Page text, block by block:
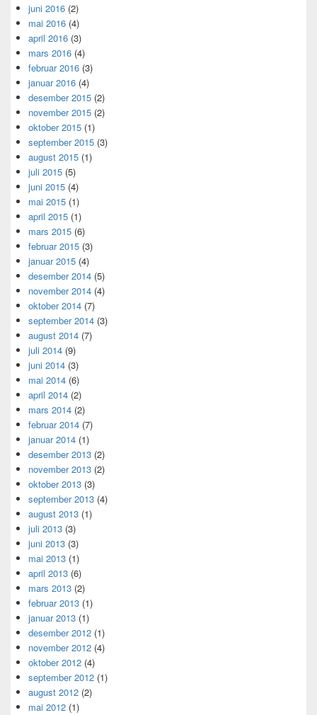
juni 2016 (2)
mai 2016 (4)
april 2016 (3)
mars 2016 (4)
februar 2016 (3)
januar 2016 (4)
desember 2015 (2)
november 2015 (2)
oktober 2015 (1)
september 2015 (3)
august 2015 (1)
juli 2015 (5)
juni 2015 (4)
mai 2015 (1)
april 2015 (1)
mars 2015 (6)
februar 2015 (3)
januar 2015 (4)
desember 2014 (5)
november 2014 (4)
oktober 2014 (7)
september 2014 (3)
august 2014 (7)
juli 2014 (9)
juni 2014 (3)
mai 2014 (6)
april 2014 (2)
mars 2014 (2)
februar 2014 (7)
januar 2014 (1)
desember 2013 (2)
november 2013 (2)
oktober 2013 (3)
september 2013 (4)
august 2013 (1)
juli 2013 (3)
juni 2013 (3)
mai 2013 (1)
april 2013 (6)
mars 2013 (2)
februar 2013 (1)
januar 2013 (1)
desember 2012 (1)
november 2012 (4)
oktober 2012 (4)
september 2012 (1)
august 2012 (2)
mai 2012 (1)